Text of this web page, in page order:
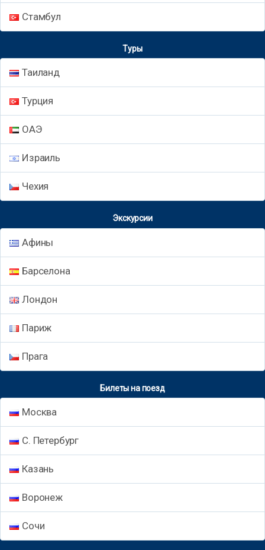
Стамбул
Туры
Таиланд
Турция
ОАЭ
Израиль
Чехия
Экскурсии
Афины
Барселона
Лондон
Париж
Прага
Билеты на поезд
Москва
С. Петербург
Казань
Воронеж
Сочи